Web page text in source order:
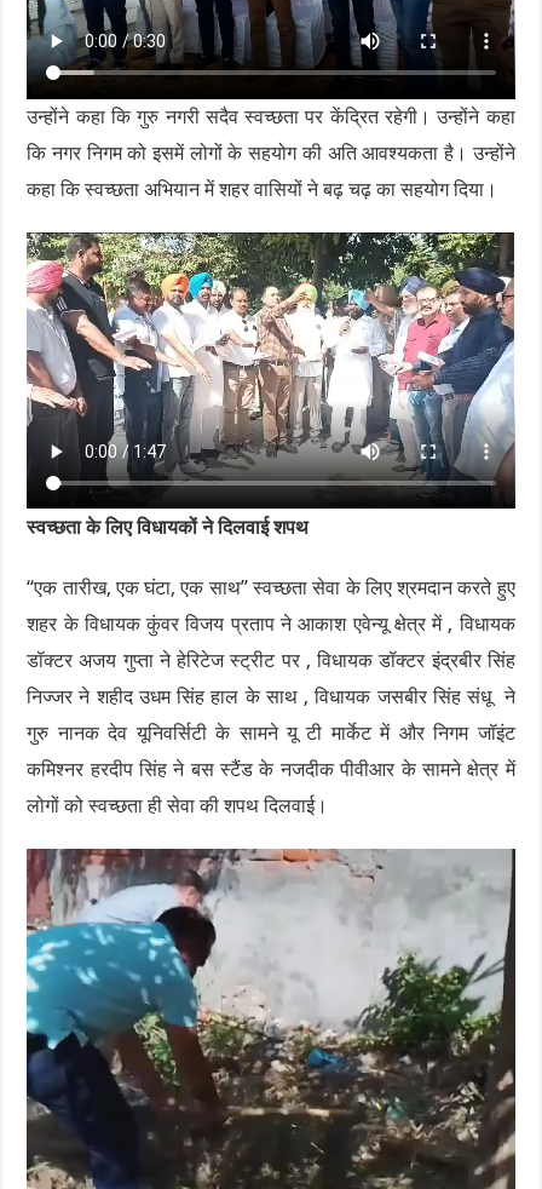
उन्होंने कहा कि गुरु नगरी सदैव स्वच्छता पर केंद्रित रहेगी। उन्होंने कहा
कि नगर निगम को इसमें लोगों के सहयोग की अति आवश्यकता है। उन्होंने
कहा कि स्वच्छता अभियान में शहर वासियों ने बढ़ चढ़ का सहयोग दिया।
स्वच्छता के लिए विधायकों ने दिलवाई शपथ
“एक तारीख, एक घंटा, एक साथ” स्वच्छता सेवा के लिए श्रमदान करते हुए
शहर के विधायक कुंवर विजय प्रताप ने आकाश एवेन्यू क्षेत्र में , विधायक
डॉक्टर अजय गुप्ता ने हेरिटेज स्ट्रीट पर , विधायक डॉक्टर इंद्रबीर सिंह
निज्जर ने शहीद उधम सिंह हाल के साथ , विधायक जसबीर सिंह संधू ने
गुरु नानक देव यूनिवर्सिटी के सामने यू टी मार्केट में और निगम जॉइंट
कमिश्नर हरदीप सिंह ने बस स्टैंड के नजदीक पीवीआर के सामने क्षेत्र में
लोगों को स्वच्छता ही सेवा की शपथ दिलवाई।